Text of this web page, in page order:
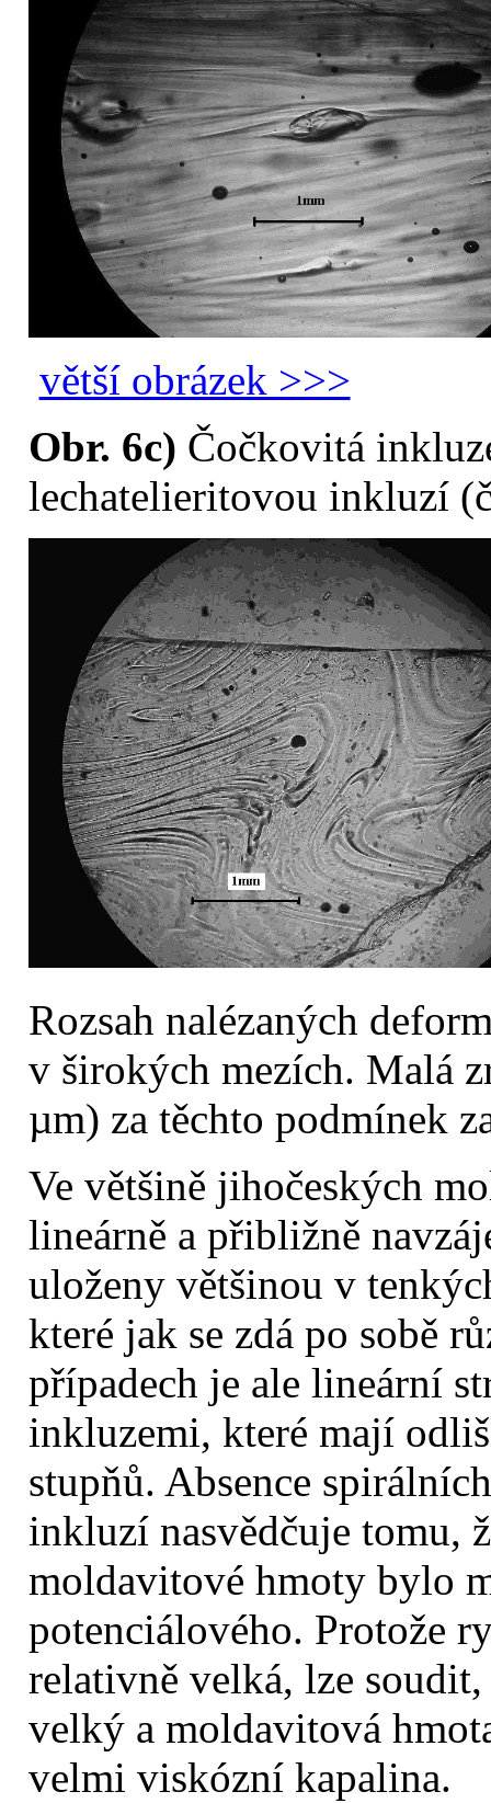
větší obrázek >>>
Obr. 6c) Čočkovitá
lechatelieritovou inkluzí
Rozsah nalézaných
v širokých mezích. Malá
µm) za těchto podmínek
Ve většině jihočeských
lineárně a přibližně
uloženy většinou v
které jak se zdá po sobě
případech je ale lineární
inkluzemi, které mají
stupňů. Absence
inkluzí nasvědčuje tomu,
moldavitové hmoty bylo
potenciálového. Protože
relativně velká, lze
velký a moldavitová
velmi viskózní kapalina.